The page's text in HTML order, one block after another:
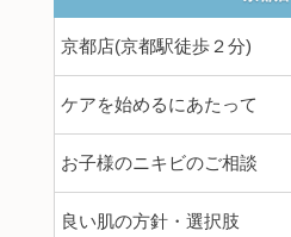
京都店(京都駅徒歩２分)
ケアを始めるにあたって
お子様のニキビのご相談
良い肌の方針・選択肢